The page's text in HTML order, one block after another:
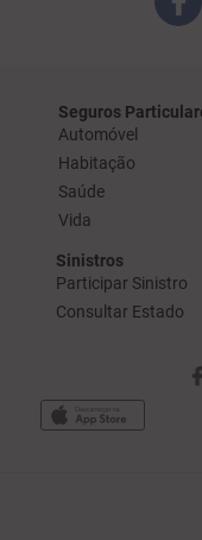
Seguros
Automóvel
Habitação
Saúde
Vida
Sinistros
Participar Sinistro
Consultar Estado